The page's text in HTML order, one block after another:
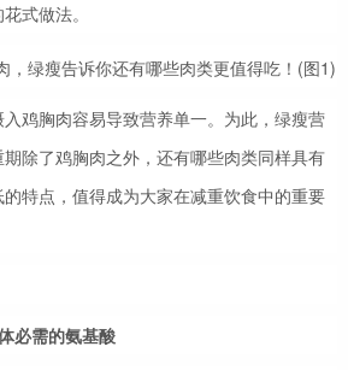
式做法。
鸡胸肉容易导致营养单一。为此，绿瘦营
除了鸡胸肉之外，还有哪些肉类同样具有
特点，值得成为大家在减重饮食中的重要
必需的氨基酸